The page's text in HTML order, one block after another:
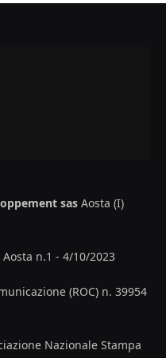
sas Aosta (I)
n.1 - 4/10/2023
(ROC) n. 39954
Nazionale Stampa